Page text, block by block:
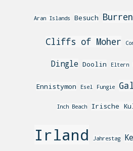
Aran Islands Besuch Burren
Cliffs of Moher
Dingle Doolin Eltern
Ennistymon Esel Fungie
Inch Beach Irische
Irland Jahrestag